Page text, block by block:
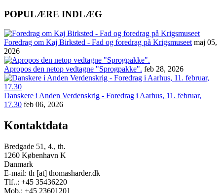
POPULÆRE INDLÆG
Foredrag om Kaj Birksted - Fad og foredrag på Krigsmuseet maj 05,
2026
Apropos den netop vedtagne "Sprogpakke". feb 28, 2026
Danskere i Anden Verdenskrig - Foredrag i Aarhus, 11. februar,
17.30 feb 06, 2026
Kontaktdata
Bredgade 51, 4., th.
1260 København K
Danmark
E-mail: th [at] thomasharder.dk
Tlf..: +45 35436220
Mob.: +45 23601201